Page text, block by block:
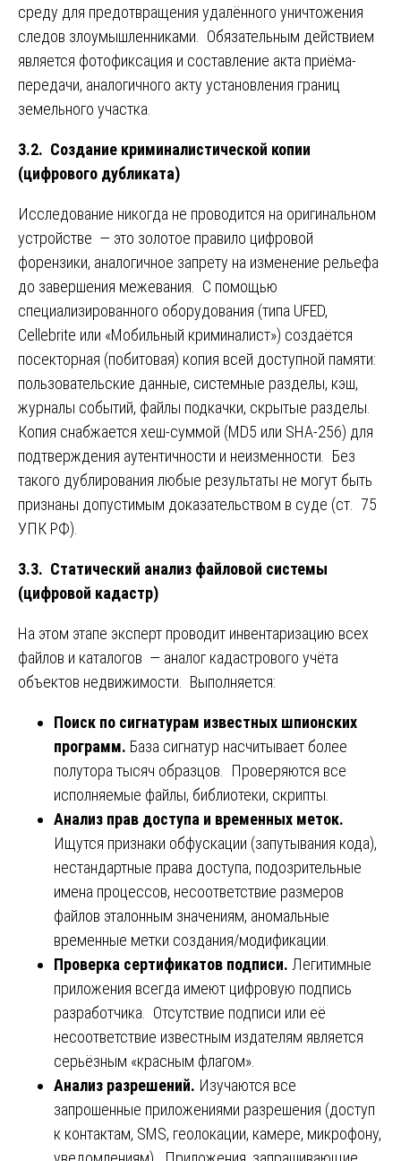
среду для предотвращения удалённого уничтожения
следов злоумышленниками. Обязательным действием
является фотофиксация и составление акта приёма-
передачи, аналогичного акту установления границ
земельного участка.
3.2. Создание криминалистической копии
(цифрового дубликата)
Исследование никогда не проводится на оригинальном
устройстве — это золотое правило цифровой
форензики, аналогичное запрету на изменение рельефа
до завершения межевания. С помощью
специализированного оборудования (типа UFED,
Cellebrite или «Мобильный криминалист») создаётся
посекторная (побитовая) копия всей доступной памяти:
пользовательские данные, системные разделы, кэш,
журналы событий, файлы подкачки, скрытые разделы.
Копия снабжается хеш-суммой (MD5 или SHA-256) для
подтверждения аутентичности и неизменности. Без
такого дублирования любые результаты не могут быть
признаны допустимым доказательством в суде (ст. 75
УПК РФ).
3.3. Статический анализ файловой системы
(цифровой кадастр)
На этом этапе эксперт проводит инвентаризацию всех
файлов и каталогов — аналог кадастрового учёта
объектов недвижимости. Выполняется:
Поиск по сигнатурам известных шпионских
программ. База сигнатур насчитывает более
полутора тысяч образцов. Проверяются все
исполняемые файлы, библиотеки, скрипты.
Анализ прав доступа и временных меток.
Ищутся признаки обфускации (запутывания кода),
нестандартные права доступа, подозрительные
имена процессов, несоответствие размеров
файлов эталонным значениям, аномальные
временные метки создания/модификации.
Проверка сертификатов подписи. Легитимные
приложения всегда имеют цифровую подпись
разработчика. Отсутствие подписи или её
несоответствие известным издателям является
серьёзным «красным флагом».
Анализ разрешений. Изучаются все
запрошенные приложениями разрешения (доступ
к контактам, SMS, геолокации, камере, микрофону,